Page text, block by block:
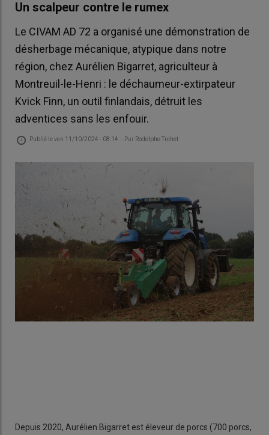
Un scalpeur contre le rumex
Le CIVAM AD 72 a organisé une démonstration de
désherbage mécanique, atypique dans notre
région, chez Aurélien Bigarret, agriculteur à
Montreuil-le-Henri : le déchaumeur-extirpateur
Kvick Finn, un outil finlandais, détruit les
adventices sans les enfouir.
Publié leven 11/10/2024 - 08:14 - Par Rodolphe Trehet
Depuis 2020, Aurélien Bigarret est éleveur de porcs (700 porcs,